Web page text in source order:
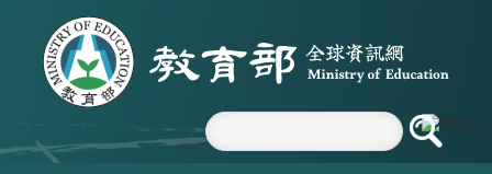
跳到主要內容區塊